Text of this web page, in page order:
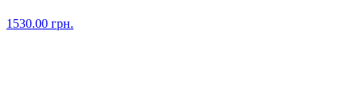
1530.00 грн.